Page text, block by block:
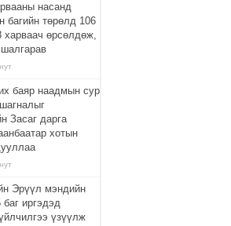
насанд
багийн төрөлд 106
харваач өрсөлдөж,
баяр наадмын сур
Засаг дарга
хотын
Эрүүл мэндийн
баг иргэдэд
үзүүлж